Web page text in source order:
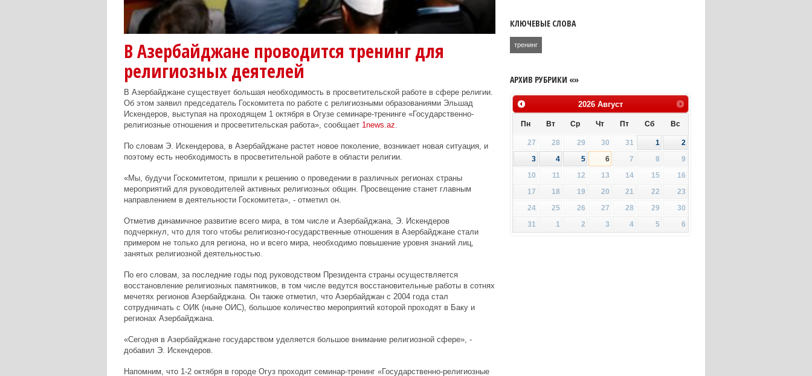
В Азербайджане проводится тренинг для
религиозных деятелей
В Азербайджане существует большая необходимость в просветительской работе в сфере религии.
Об этом заявил председатель Госкомитета по работе с религиозными образованиями Эльшад
Искендеров, выступая на проходящем 1 октября в Огузе семинаре-тренинге «Государственно-
религиозные отношения и просветительская работа», сообщает 1news.az.
По словам Э. Искендерова, в Азербайджане растет новое поколение, возникает новая ситуация, и
поэтому есть необходимость в просветительной работе в области религии.
«Мы, будучи Госкомитетом, пришли к решению о проведении в различных регионах страны
мероприятий для руководителей активных религиозных общин. Просвещение станет главным
направлением в деятельности Госкомитета», - отметил он.
Отметив динамичное развитие всего мира, в том числе и Азербайджана, Э. Искендеров
подчеркнул, что для того чтобы религиозно-государственные отношения в Азербайджане стали
примером не только для региона, но и всего мира, необходимо повышение уровня знаний лиц,
занятых религиозной деятельностью.
По его словам, за последние годы под руководством Президента страны осуществляется
восстановление религиозных памятников, в том числе ведутся восстановительные работы в сотнях
мечетях регионов Азербайджана. Он также отметил, что Азербайджан с 2004 года стал
сотрудничать с ОИК (ныне ОИС), большое количество мероприятий которой проходят в Баку и
регионах Азербайджана.
«Сегодня в Азербайджане государством уделяется большое внимание религиозной сфере», -
добавил Э. Искендеров.
Напомним, что 1-2 октября в городе Огуз проходит семинар-тренинг «Государственно-религиозные
КЛЮЧЕВЫЕ СЛОВА
тренинг
АРХИВ РУБРИКИ «»
2026 Август
Пн Вт Ср Чт Пт Сб Вс
27 28 29 30 31 1
2
3
4 5 6 7 8
9
10
11 12 13 14 15
16
17
18 19 20 21 22
23
24
25 26 27 28 29
30
31
1 2 3 4 5 6